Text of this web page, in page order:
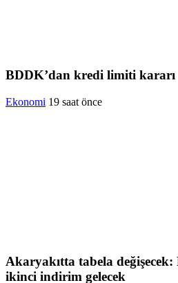
BDDK’dan kredi limiti kararı
Ekonomi 19 saat önce
Akaryakıtta tabela
ikinci indirim gelecek